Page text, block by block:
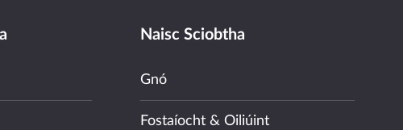
Naisc Sciobtha
Gnó
Fostaíocht & Oiliúint